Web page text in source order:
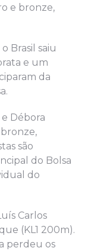
e bronze,
Brasil saiu
e um
da
Débora
são
do Bolsa
do
Carlos
(KL1 200m).
perdeu os